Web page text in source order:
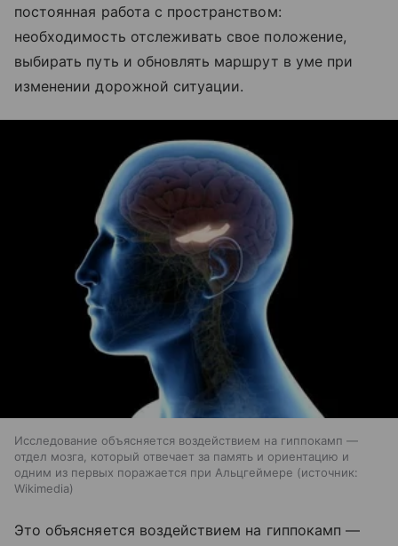
постоянная работа с пространством:
необходимость отслеживать свое положение,
выбирать путь и обновлять маршрут в уме при
изменении дорожной ситуации.
Исследование объясняется воздействием на гиппокамп —
отдел мозга, который отвечает за память и ориентацию и
одним из первых поражается при Альцгеймере
источник:
Wikimedia
Это объясняется воздействием на гиппокамп —